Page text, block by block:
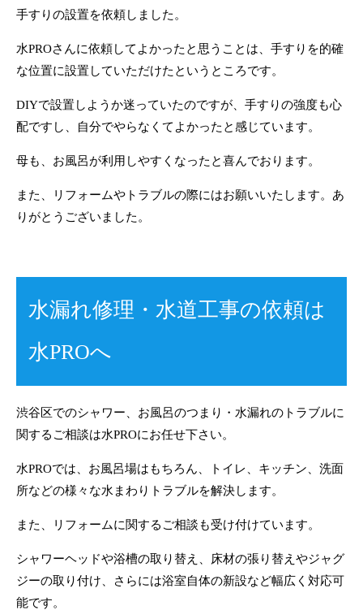
手すりの設置を依頼しました。
水PROさんに依頼してよかったと思うことは、手すりを的確
な位置に設置していただけたというところです。
DIYで設置しようか迷っていたのですが、手すりの強度も心
配ですし、自分でやらなくてよかったと感じています。
母も、お風呂が利用しやすくなったと喜んでおります。
また、リフォームやトラブルの際にはお願いいたします。あ
りがとうございました。
水漏れ修理・水道工事の依頼は
水PROへ
渋谷区でのシャワー、お風呂のつまり・水漏れのトラブルに
関するご相談は水PROにお任せ下さい。
水PROでは、お風呂場はもちろん、トイレ、キッチン、洗面
所などの様々な水まわりトラブルを解決します。
また、リフォームに関するご相談も受け付けています。
シャワーヘッドや浴槽の取り替え、床材の張り替えやジャグ
ジーの取り付け、さらには浴室自体の新設など幅広く対応可
能です。